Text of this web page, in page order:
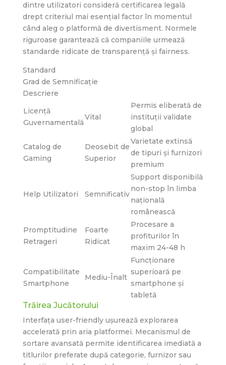
dintre utilizatori consideră certificarea legală
drept criteriul mai esențial factor în momentul
când aleg o platformă de divertisment. Normele
riguroase garantează că companiile urmează
standarde ridicate de transparență și fairness.
Standard
Grad de Semnificație
Descriere
Licență
Guvernamentală
Vital
Permis eliberată de
instituții validate
global
Catalog de
Gaming
Deosebit de
Superior
Varietate extinsă
de tipuri și furnizori
premium
Help Utilizatori Semnificativ
Support disponibilă
non-stop în limba
națională
românească
Promptitudine
Retrageri
Foarte
Ridicat
Procesare a
profiturilor în
maxim 24-48 h
Compatibilitate
Smartphone
Mediu-Înalt
Funcționare
superioară pe
smartphone și
tabletă
Trăirea Jucătorului
Interfața user-friendly ușurează explorarea
accelerată prin aria platformei. Mecanismul de
sortare avansată permite identificarea imediată a
titlurilor preferate după categorie, furnizor sau